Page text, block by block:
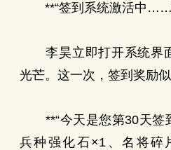
**“签到系统激活中
李昊立即打开系统界
光芒。这一次，签到奖励似
**“今天是您第30天签
兵种强化石×1、名将碎